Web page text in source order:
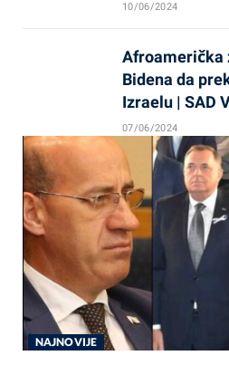
10/06/2024
Afroamerička
Bidena da
Izraelu | SAD
07/06/2024
NAJNOVIJE